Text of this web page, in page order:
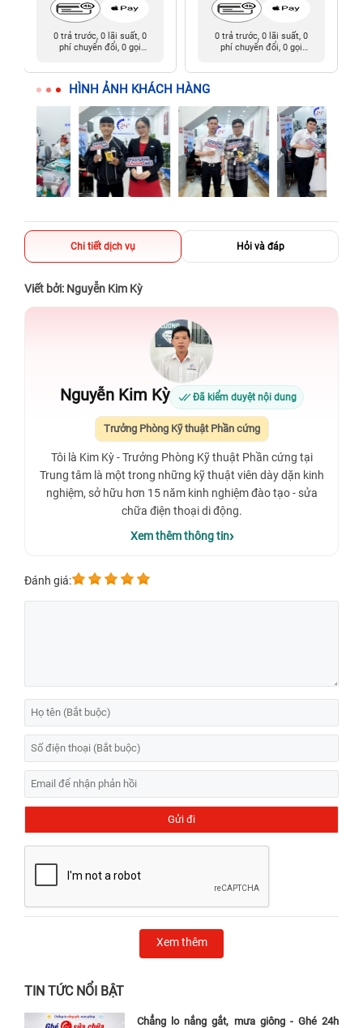
0 trả trước, 0 lãi suất, 0
phí chuyển đổi, 0 gọi
0 trả trước, 0 lãi suất, 0
phí chuyển đổi, 0 gọi
HÌNH ẢNH KHÁCH HÀNG
Chi tiết dịch vụ Hỏi và đáp
Viết bởi: Nguyễn Kim Kỳ
Nguyễn Kim Kỳ Đã kiểm duyệt nội dung
Trưởng Phòng Kỹ thuật Phần cứng
Tôi là Kim Kỳ - Trưởng Phòng Kỹ thuật Phần cứng tại
Trung tâm là một trong những kỹ thuật viên dày dặn kinh
nghiệm, sở hữu hơn 15 năm kinh nghiệm đào tạo - sửa
chữa điện thoại di động.
Xem thêm thông tin
Đánh giá:
Xem thêm
TIN TỨC NỔI BẬT
Chẳng lo nắng gắt, mưa giông - Ghé 24h